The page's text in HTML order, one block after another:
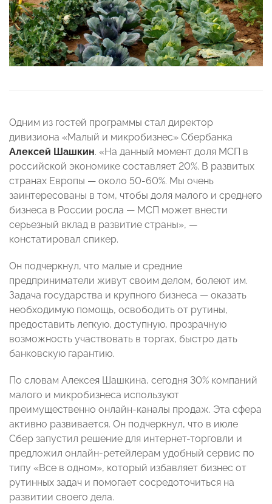
Одним из гостей программы стал директор
дивизиона «Малый и микробизнес» Сбербанка
Алексей Шашкин. «На данный момент доля МСП в
российской экономике составляет 20%. В развитых
странах Европы — около 50-60%. Мы очень
заинтересованы в том, чтобы доля малого и среднего
бизнеса в России росла — МСП может внести
серьезный вклад в развитие страны», —
констатировал спикер.
Он подчеркнул, что малые и средние
предприниматели живут своим делом, болеют им.
Задача государства и крупного бизнеса — оказать
необходимую помощь, освободить от рутины,
предоставить легкую, доступную, прозрачную
возможность участвовать в торгах, быстро дать
банковскую гарантию.
По словам Алексея Шашкина, сегодня 30% компаний
малого и микробизнеса используют
преимущественно онлайн-каналы продаж. Эта сфера
активно развивается. Он подчеркнул, что в июле
Сбер запустил решение для интернет-торговли и
предложил онлайн-ретейлерам удобный сервис по
типу «Все в одном», который избавляет бизнес от
рутинных задач и помогает сосредоточиться на
развитии своего дела.